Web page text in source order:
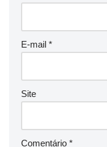
E-mail *
Site
Comentário *